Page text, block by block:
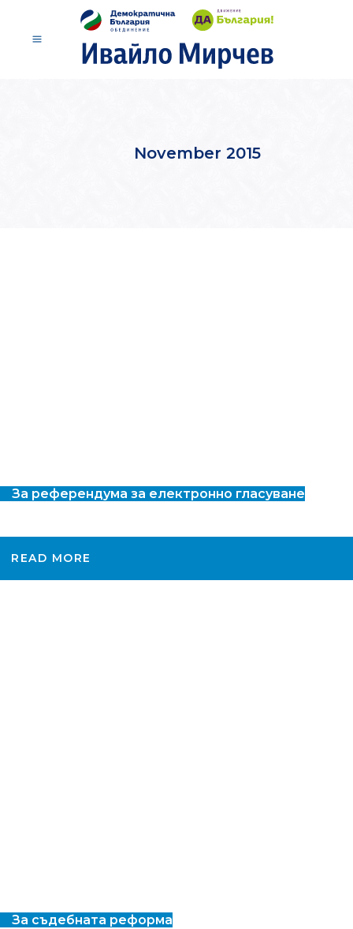
November 2015
За референдума за електронно гласуване
READ MORE
За съдебната реформа